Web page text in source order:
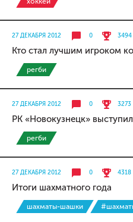
27 ДЕКАБРЯ 2012 0 3494
Кто стал лучшим игроком
регби
27 ДЕКАБРЯ 2012 0 3273
РК «Новокузнецк»
регби
27 ДЕКАБРЯ 2012 0 4318
Итоги шахматного года
шахматы-шашки